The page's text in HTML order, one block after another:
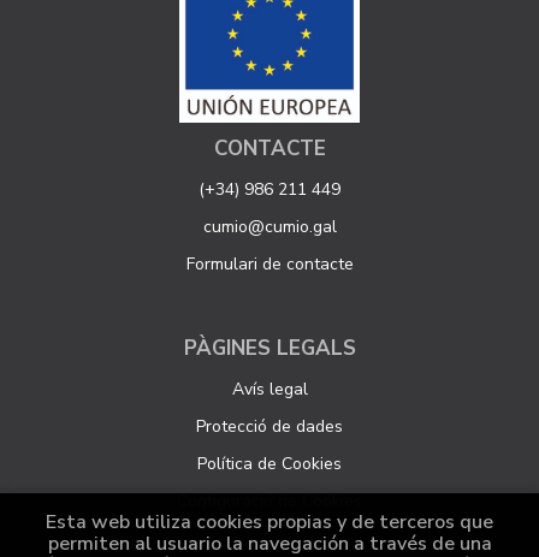
CONTACTE
(+34) 986 211 449
cumio@cumio.gal
Formulari de contacte
PÀGINES LEGALS
Avís legal
Protecció de dades
Política de Cookies
Esta web utiliza cookies propias y de terceros que
permiten al usuario la navegación a través de una